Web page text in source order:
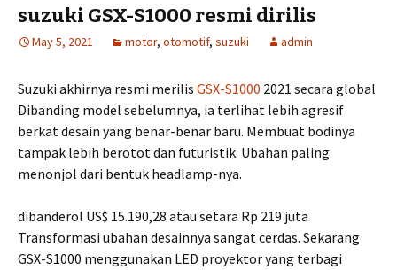
suzuki GSX-S1000 resmi dirilis
May 5, 2021 motor, otomotif, suzuki admin
Suzuki akhirnya resmi merilis GSX-S1000 2021 secara global
Dibanding model sebelumnya, ia terlihat lebih agresif
berkat desain yang benar-benar baru. Membuat bodinya
tampak lebih berotot dan futuristik. Ubahan paling
menonjol dari bentuk headlamp-nya.
dibanderol US$ 15.190,28 atau setara Rp 219 juta
Transformasi ubahan desainnya sangat cerdas. Sekarang
GSX-S1000 menggunakan LED proyektor yang terbagi